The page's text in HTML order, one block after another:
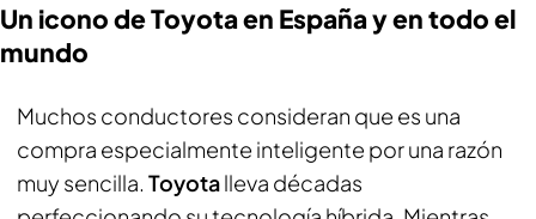
Un icono de Toyota en España y en todo el
mundo
Muchos conductores consideran que es una
compra especialmente inteligente por una razón
muy sencilla. Toyotalleva décadas